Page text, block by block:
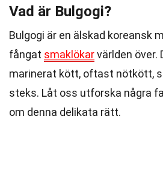
Vad är Bulgogi?
Bulgogi är en älskad koreansk
fångat smaklökarvärlden över.
marinerat kött, oftast nötkött,
steks. Låt oss utforska några
om denna delikata rätt.